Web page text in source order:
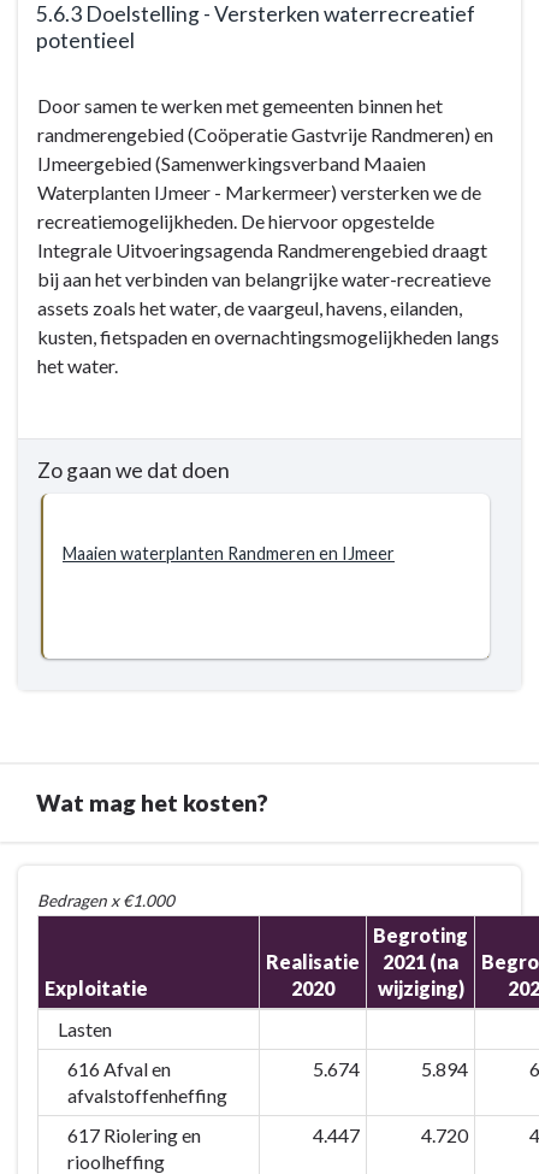
5.6.3 Doelstelling - Versterken waterrecreatief
potentieel
naar
navigatie
5.6
Grip
water
Doelstellingen
Versterken
potentieel
Door samen te werken met gemeenten binnen het
randmerengebied (Coöperatie Gastvrije Randmeren) en
IJmeergebied (Samenwerkingsverband Maaien
Waterplanten IJmeer - Markermeer) versterken we de
recreatiemogelijkheden. De hiervoor opgestelde
Integrale Uitvoeringsagenda Randmerengebied draagt
bij aan het verbinden van belangrijke water-recreatieve
assets zoals het water, de vaargeul, havens, eilanden,
kusten, fietspaden en overnachtingsmogelijkheden langs
het water.
Zo gaan we dat doen
Maaien waterplanten Randmeren en IJmeer
Wat mag het kosten?
Programma
Duurzaamheid,
Bedragen x €1.000
Exploitatie
Realisatie
2020
Begroting
2021 (na
wijziging)
Lasten
616 Afval en
afvalstoffenheffing
5.674 5.894
617 Riolering en
rioolheffing
4.447 4.720